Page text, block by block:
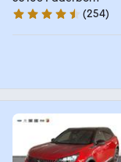
4.7 Sterne
(254)